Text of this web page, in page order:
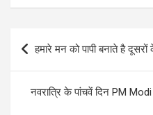
Post
navigation
हमारे मन को पापी बनाते है दूसरों
नवरात्रि के पांचवें दिन PM